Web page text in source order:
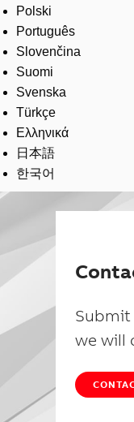
Polski
Português
Slovenčina
Suomi
Svenska
Türkçe
Ελληνικά
日本語
한국어
Submit
we will